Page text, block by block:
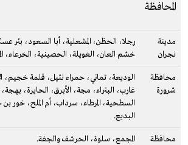
المحافظة
مدينة
نجران
رجلا، الحظن، المشعلية، أبا السعود، بئر
خشم العان، الغويلة، الحصينية، الخرعاء،
محافظة
شرورة
الوديعة، تماني، حمراء نثيل، قلمة خجيم،
غارب، البتراء، مجة، الأبرق، الحايرة،
السطحية، المرطاء، سرداب، أم الملح، خور
البديع.
محافظة
المجمع، سلوة، الحرشف والجفة.